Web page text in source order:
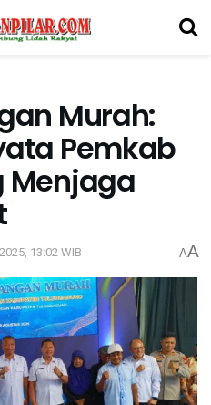
Murah:
Pemkab
Menjaga
13:02 WIB AA